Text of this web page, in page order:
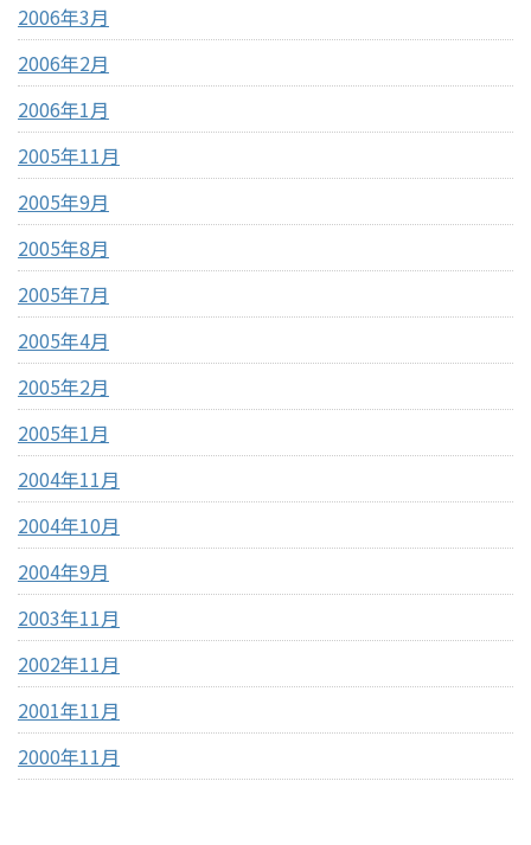
2006年3月
2006年2月
2006年1月
2005年11月
2005年9月
2005年8月
2005年7月
2005年4月
2005年2月
2005年1月
2004年11月
2004年10月
2004年9月
2003年11月
2002年11月
2001年11月
2000年11月